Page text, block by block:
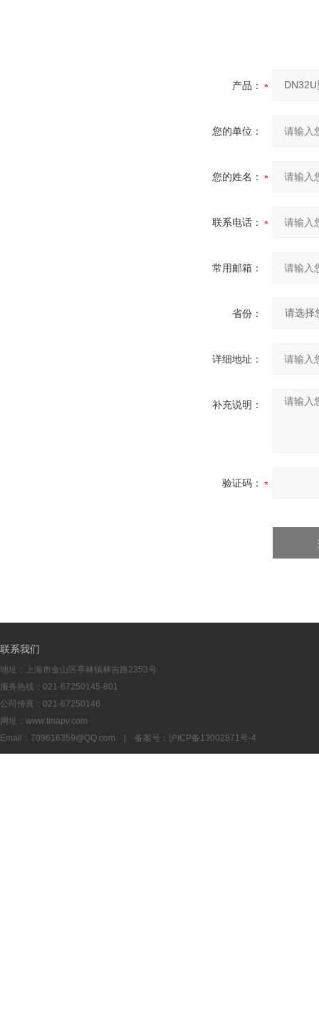
产品：
您的单位：
您的姓名：
联系电话：
常用邮箱：
省份：
详细地址：
补充说明：
验证码：
联系我们
地址：上海市金山区亭林镇林吉路2353号
服务热线：021-67250145-801
公司传真：021-67250146
网址：www.tmapv.com
Email： 709616359@QQ.com | 备案号： 沪ICP备13002871号-4